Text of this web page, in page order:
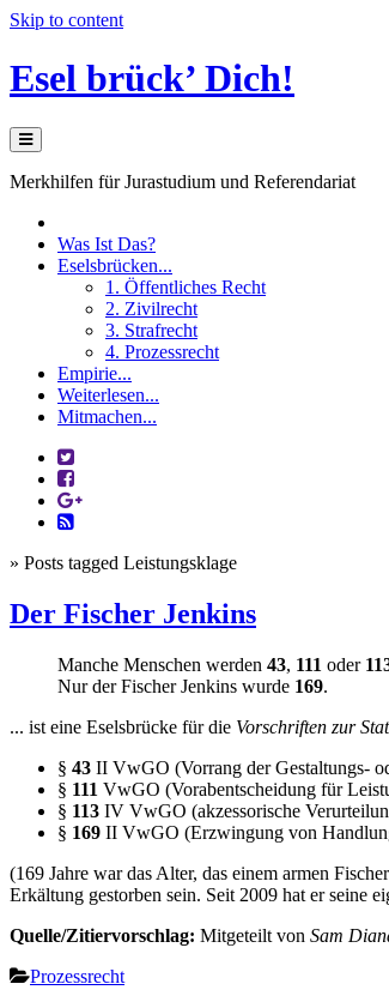
Skip to content
Esel brück’ Dich!
Merkhilfen für Jurastudium und Referendariat
Was Ist Das?
Eselsbrücken...
1. Öffentliches Recht
2. Zivilrecht
3. Strafrecht
4. Prozessrecht
Empirie...
Weiterlesen...
Mitmachen...
» Posts tagged Leistungsklage
Der Fischer Jenkins
Manche Menschen werden 43, 111 oder
Nur der Fischer Jenkins wurde 169.
... ist eine Eselsbrücke für die Vorschriften zur
§ 43 II VwGO (Vorrang der Gestaltungs-
§ 111 VwGO (Vorabentscheidung für
§ 113 IV VwGO (akzessorische
§ 169 II VwGO (Erzwingung von
(169 Jahre war das Alter, das einem armen
Erkältung gestorben sein. Seit 2009 hat er seine
Quelle/Zitiervorschlag: Mitgeteilt von Sam
Prozessrecht